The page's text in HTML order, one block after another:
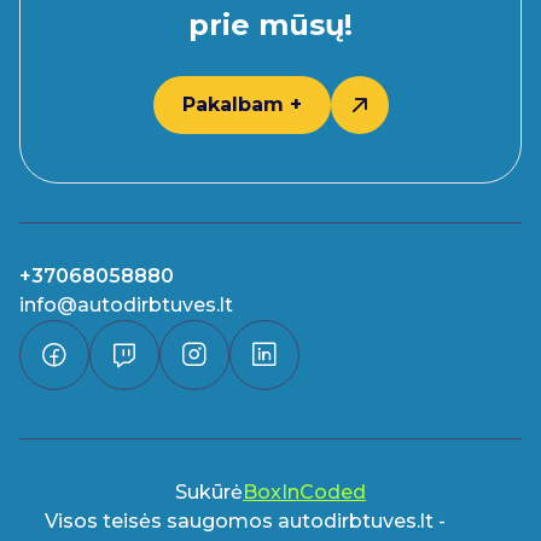
prie mūsų!
Pakalbam +
+37068058880
info@autodirbtuves.lt
SukūrėBoxInCoded
Visos teisės saugomos autodirbtuves.lt -